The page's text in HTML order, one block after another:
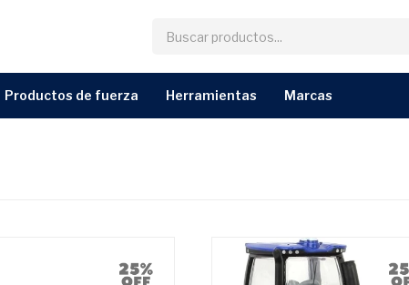
productos de fuerza herramientas marcas